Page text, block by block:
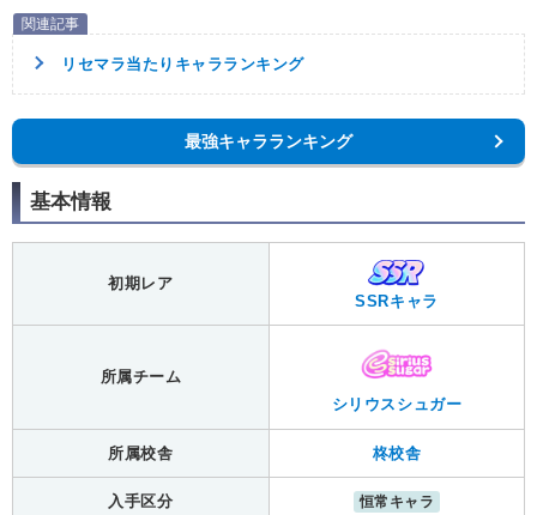
リセマラ当たりキャラランキング
最強キャラランキング
基本情報
初期レア
SSRキャラ
所属チーム
シリウスシュガー
所属校舎 柊校舎
入手区分 恒常キャラ